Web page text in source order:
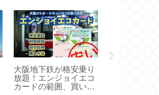
大阪地下鉄が格安乗り
放題！エンジョイエコ
カードの範囲、買い